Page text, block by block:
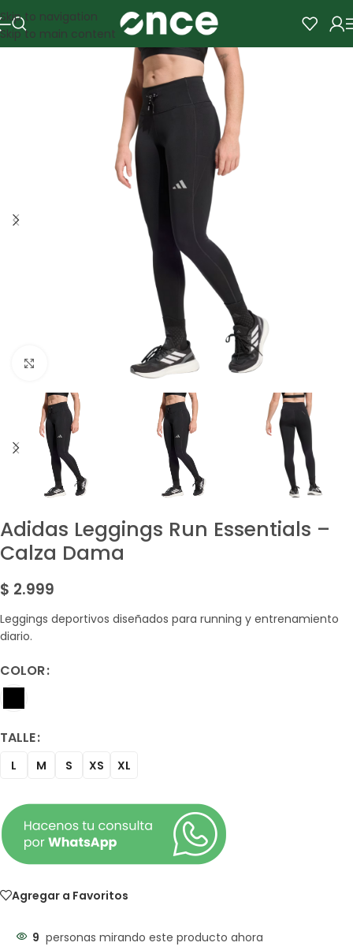
Skip to navigation
Skip to main content
Amplía la Imagen
Adidas Leggings Run Essentials –
Calza Dama
$ 2.999
Leggings deportivos diseñados para running y entrenamiento
diario.
COLOR
TALLE
L M S XS XL
Agregar a Favoritos
9 personas mirando este producto ahora